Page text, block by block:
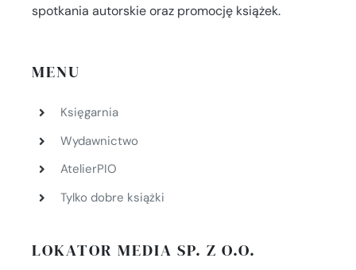
spotkania autorskie oraz promocję książek.
MENU
Księgarnia
Wydawnictwo
AtelierPIO
Tylko dobre książki
LOKATOR MEDIA SP. Z O.O.